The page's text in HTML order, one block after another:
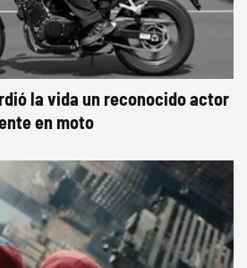
la vida un reconocido actor
en moto